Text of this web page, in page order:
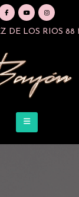
DE LOS RIOS 88